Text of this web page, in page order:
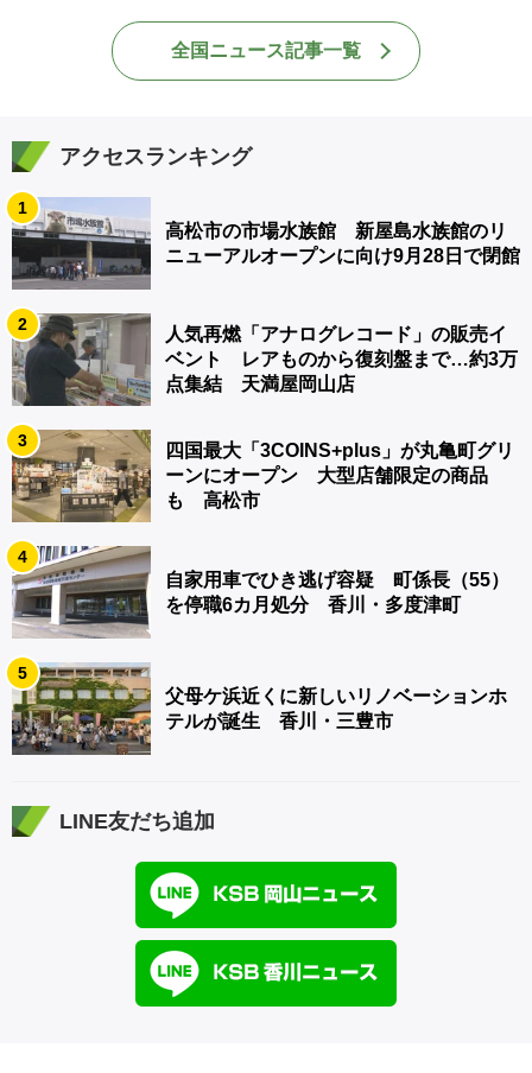
全国ニュース記事一覧
アクセスランキング
1
高松市の市場水族館 新屋島水族館のリ
ニューアルオープンに向け9月28日で閉館
2
人気再燃「アナログレコード」の販売イ
ベント レアものから復刻盤まで…約3万
点集結 天満屋岡山店
3
四国最大「3COINS+plus」が丸亀町グリ
ーンにオープン 大型店舗限定の商品
も 高松市
4
自家用車でひき逃げ容疑 町係長（55）
を停職6カ月処分 香川・多度津町
5
父母ケ浜近くに新しいリノベーションホ
テルが誕生 香川・三豊市
LINE友だち追加